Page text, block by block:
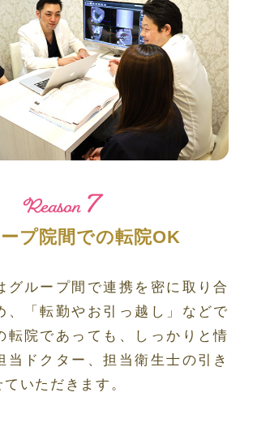
Reason7
プ院間での転院OK
グループ間で連携を密に取り合
、「転勤やお引っ越し」などで
転院であっても、しっかりと情
当ドクター、担当衛生士の引き
いただきます。